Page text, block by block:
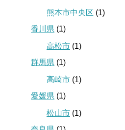
熊本市中央区 (1)
香川県 (1)
高松市 (1)
群馬県 (1)
高崎市 (1)
愛媛県 (1)
松山市 (1)